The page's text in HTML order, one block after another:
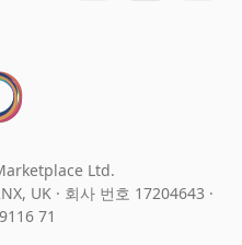
Ltd.
UK · 회사 번호 17204643 ·
71